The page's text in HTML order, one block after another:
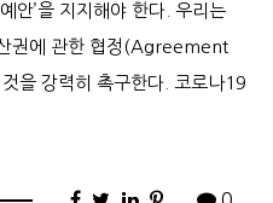
안’을 지지해야 한다. 우리는
산권에 관한 협정(Agreement
을 강력히 촉구한다. 코로나19